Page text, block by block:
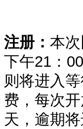
注册： 本
下午21：
则将进入
费，每次
天，逾期